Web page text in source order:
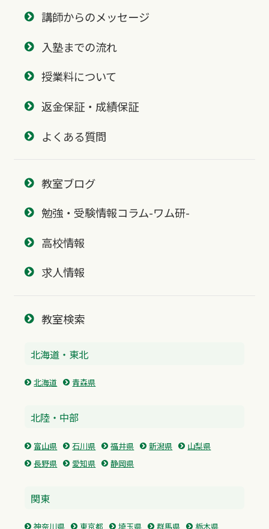
講師からのメッセージ
入塾までの流れ
授業料について
返金保証・成績保証
よくある質問
教室ブログ
勉強・受験情報コラム-ワム研-
高校情報
求人情報
教室検索
北海道・東北
北海道 青森県
北陸・中部
富山県 石川県 福井県 新潟県
山梨県
長野県
愛知県 静岡県
関東
神奈川県 東京都 埼玉県 群馬県
栃木県